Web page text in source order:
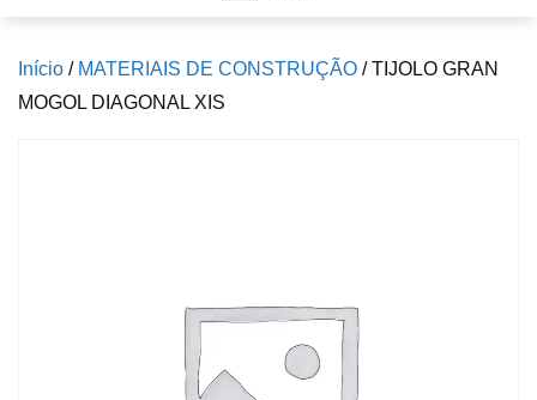
Início / MATERIAIS DE CONSTRUÇÃO / TIJOLO GRAN
MOGOL DIAGONAL XIS